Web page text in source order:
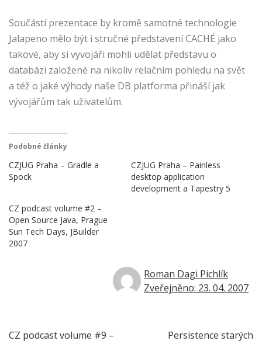
Součástí prezentace by kromě samotné technologie
Jalapeno mělo být i stručné představení CACHÉ jako
takové, aby si vyvojáři mohli udělat představu o
databázi založené na nikoliv relačním pohledu na svět
a též o jaké výhody naše DB platforma přináší jak
vývojářům tak uživatelům.
Podobné články
CZJUG Praha – Gradle a
Spock
CZJUG Praha – Painless
desktop application
development a Tapestry 5
CZ podcast volume #2 –
Open Source Java, Prague
Sun Tech Days, JBuilder
2007
Roman Dagi Pichlík
Zveřejněno: 23. 04. 2007
CZ podcast volume #9 – Persistence starých